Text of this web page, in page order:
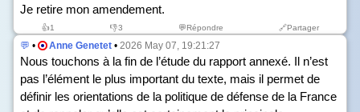
Je retire mon amendement.
👍1 👎3 💬Répondre 🔗Partager
💬 • Anne Genetet • 2026 May 07, 19:21:27
Nous touchons à la fin de l’étude du rapport annexé. Il n’est
pas l’élément le plus important du texte, mais il permet de
définir les orientations de la politique de défense de la France